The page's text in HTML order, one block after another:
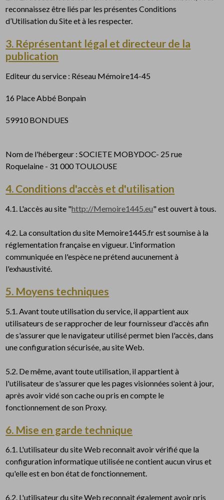
reconnaissez être liés par les présentes Conditions
d’Utilisation du Site et à les respecter.
3. Réprésentant légal et directeur de la
publication
Editeur du service : Réseau Mémoire14-45
16 Place Abbé Bonpain
59910 BONDUES
Nom de l'hébergeur : SOCIETE MOBYDOC- 25 rue
Roquelaine - 31 000 TOULOUSE
4. Conditions d'accès et d'utilisation
4.1. L'accès au site "http://Memoire1445.eu" est ouvert à tous.
4.2. La consultation du site Memoire1445.fr est soumise à la
réglementation française en vigueur. L'information
communiquée en l'espèce ne prétend aucunement à
l'exhaustivité.
5. Moyens techniques
5.1. Avant toute utilisation du service, il appartient aux
utilisateurs de se rapprocher de leur fournisseur d'accès afin
de s'assurer que le navigateur utilisé permet bien l'accès, dans
une configuration sécurisée, au site Web.
5.2. De même, avant toute utilisation, il appartient à
l'utilisateur de s'assurer que les pages visionnées soient à jour,
après avoir vidé son cache ou pris en compte le
fonctionnement de son Proxy.
6. Mise en garde technique
6.1. L'utilisateur du site Web reconnait avoir vérifié que la
configuration informatique utilisée ne contient aucun virus et
qu'elle est en bon état de fonctionnement.
6.2. L'utilisateur du site Web reconnait également avoir pris